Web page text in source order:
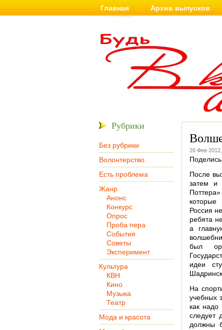
Главная Архив выпусков
Рубрики
Без рубрики
Волонтерство
Есть проблема
Жанр
Анонс
Конкурс
Опрос
Проба пера
События
Советы
Эксперимент
Культура
КВН
Кино
Музыка
Театр
Мода и красота
26 Фев
После
затем и
которые
Россия
ребята
а
был
идеи
На
учебных
как надо
следует
должны